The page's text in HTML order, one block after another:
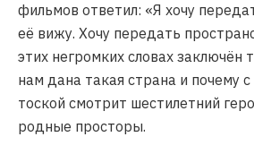
фильмов ответил: «Я хочу
её вижу. Хочу передать
этих негромких словах заключён
нам дана такая страна и почему
тоской смотрит шестилетний
родные просторы.